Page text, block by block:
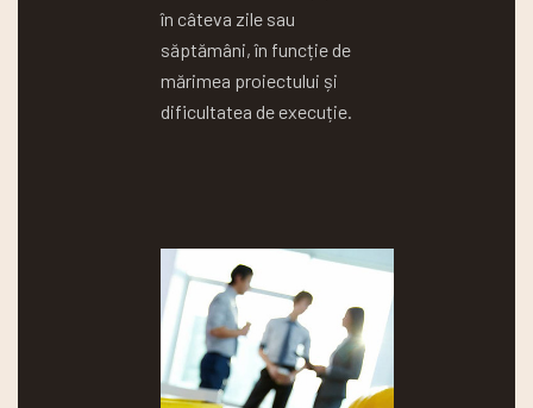
în câteva zile sau
săptămâni, în funcție de
mărimea proiectului și
dificultatea de execuție.